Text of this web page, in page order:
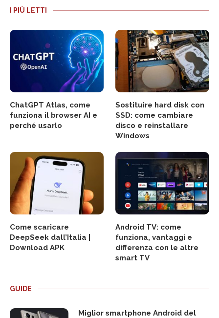
I PIÙ LETTI
ChatGPT Atlas, come
funziona il browser AI e
perché usarlo
Sostituire hard disk con
SSD: come cambiare
disco e reinstallare
Windows
Come scaricare
DeepSeek dall’Italia |
Download APK
Android TV: come
funziona, vantaggi e
differenza con le altre
smart TV
GUIDE
Miglior smartphone Android del